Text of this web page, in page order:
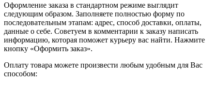
Оформление заказа в стандартном режиме выглядит
следующим образом. Заполняете полностью форму по
последовательным этапам: адрес, способ доставки, оплаты,
данные о себе. Советуем в комментарии к заказу написать
информацию, которая поможет курьеру вас найти. Нажмите
кнопку «Оформить заказ».
Оплату товара можете произвести любым удобным для Вас
способом: